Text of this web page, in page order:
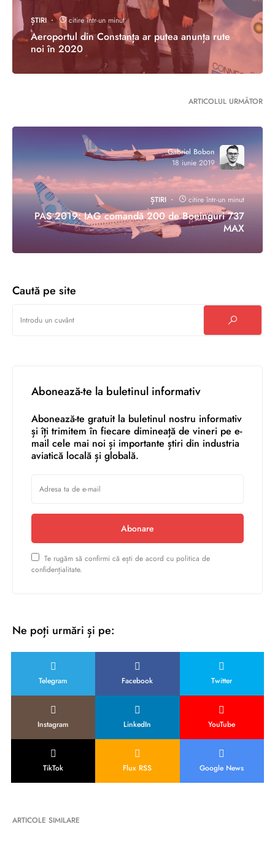
ȘTIRI citire într-un minut
Aeroportul din Constanța ar putea anunța rute
noi în 2020
ARTICOLUL URMĂTOR
Gabriel Bobon
18 iunie 2019
ȘTIRI citire într-un minut
PAS 2019: IAG comandă 200 de Boeinguri 737
MAX
Caută pe site
Abonează-te la buletinul informativ
Abonează-te gratuit la buletinul nostru informativ
și îți trimitem în fiecare dimineață de vineri pe e-
mail cele mai noi și importante știri din industria
aviatică locală și globală.
Abonare
Te rugăm să confirmi că ești de acord cu politica de
confidențialitate.
Ne poți urmări și pe:
Telegram Facebook Twitter
Instagram LinkedIn YouTube
TikTok Flux RSS Google News
ARTICOLE SIMILARE